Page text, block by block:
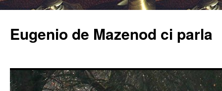
Eugenio de Mazenod ci parla